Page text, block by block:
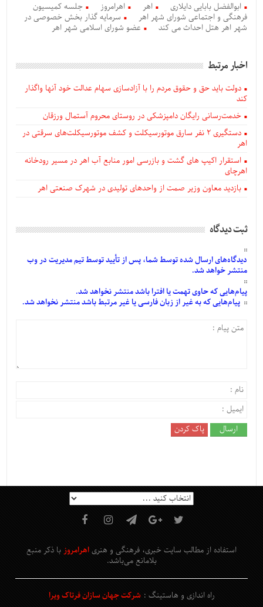
ابوالفضل بابایی دایلاری اهر اهرامروز
جلسه کمیسیون
فرهنگی و اجتماعی شورای شهر اهر
سرمایه گذار بخش خصوصی در
شهر اهر هتل احداث می کند
عضو شورای اسلامی شهر اهر
اخبار مرتبط
دولت باید حق و حقوق مردم را با آزادسازی سهام عدالت خود آنها واگذار
کند
خدمت‌رسانی رایگان دامپزشکی در روستای محروم آستمال ورزقان
دستگيری ۲ نفر سارق موتورسیکلت و کشف موتورسیکلت‌های سرقتی در
اهر
استقرار اکیپ های گشت و بازرسی امور منابع آب اهر در مسیر رودخانه
اهرچای
بازدید معاون وزیر صمت از واحدهای تولیدی در شهرک صنعتی اهر
ثبت دیدگاه
دیدگاه‌هایارسالشدهتوسط شما، پس ازتأییدتوسط تیم مدیریت در وب
منتشر خواهد شد.
پیام‌هاییکه حاوی تهمت یا افترا باشد منتشر نخواهد شد.
پیام‌هاییکه به غیر از زبان فارسی یا غیر مرتبط باشد منتشر نخواهد شد.
استفاده از مطالب سایت خبری، فرهنگی و هنری اهرامروز با ذکر منبع
بلامانع می‌باشد.
راه اندازی و هاستینگ :شرکت جهان سازان فرتاک ویرا